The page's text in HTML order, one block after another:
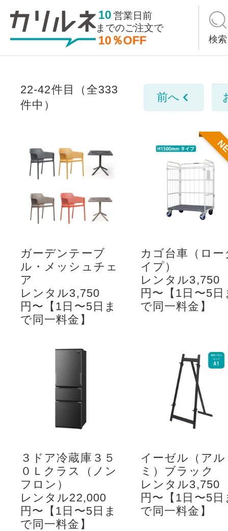
10 営業日前
までのご注文で
10％OFF 検索
22-42件目（全333
件中）
前へ
ガーデンテーブ
ル・メッシュチェ
ア
レンタル3,750
円〜【1日〜5日ま
で同一料金】
カゴ台車（ロー
イプ）
レンタル3,750
円〜【1日〜5日
で同一料金】
３ドア冷蔵庫３５
０Ｌクラス（ノン
フロン）
レンタル22,000
円〜【1日〜5日ま
で同一料金】
イーゼル（アル
ミ）ブラック
レンタル3,750
円〜【1日〜5日
で同一料金】